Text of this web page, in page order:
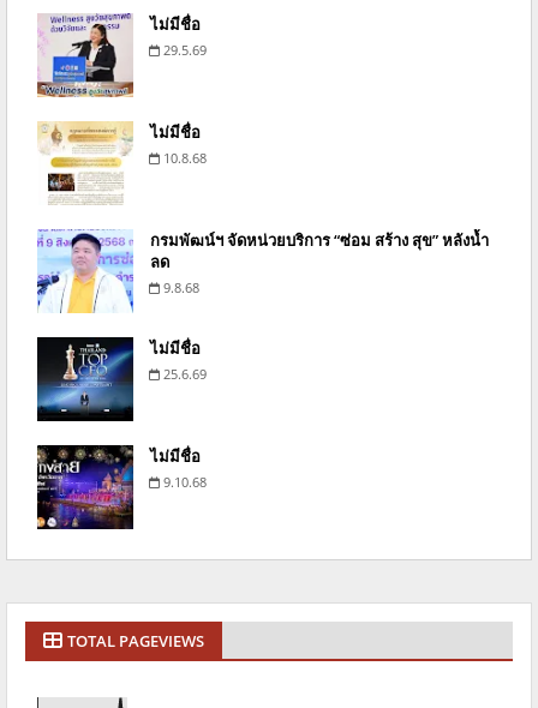
ไม่มีชื่อ
29.5.69
ไม่มีชื่อ
10.8.68
กรมพัฒน์ฯ จัดหน่วยบริการ “ซ่อม สร้าง สุข” หลังน้ำ
ลด
9.8.68
ไม่มีชื่อ
25.6.69
ไม่มีชื่อ
9.10.68
TOTAL PAGEVIEWS